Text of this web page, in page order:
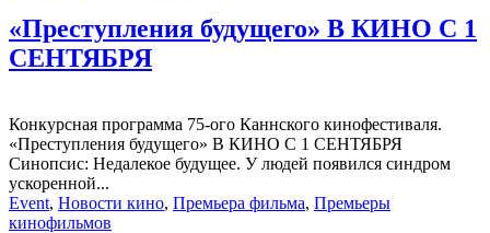
«Преступления будущего» В КИНО С 1
СЕНТЯБРЯ
Конкурсная программа 75-ого Каннского кинофестиваля.
«Преступления будущего» В КИНО С 1 СЕНТЯБРЯ
Синопсис: Недалекое будущее. У людей появился синдром
ускоренной...
Event, Новости кино, Премьера фильма, Премьеры
кинофильмов